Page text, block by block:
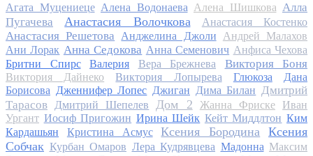
Агата Муцениеце Алена Водонаева Алена Шишкова Алла
Пугачева
Анастасия Волочкова Анастасия Костенко
Анастасия Решетова Анджелина Джоли
Андрей Малахов
Ани Лорак Анна Седокова Анна Семенович Анфиса Чехова
Бритни Спирс
Валерия Вера Брежнева Виктория Боня
Виктория Дайнеко Виктория Лопырева Глюкоза
Дана
Борисова Дженнифер Лопес Джиган Дима Билан Дмитрий
Тарасов
Дмитрий Шепелев Дом 2 Жанна Фриске
Иван
Ургант Иосиф Пригожин Ирина Шейк Кейт Миддлтон Ким
Кардашьян
Кристина Асмус Ксения Бородина
Ксения
Собчак Курбан Омаров Лера Кудрявцева Мадонна Максим